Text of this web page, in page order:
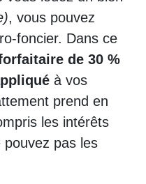
, vous pouvez
foncier. Dans ce
de 30 %
à vos
prend en
les intérêts
pouvez pas les